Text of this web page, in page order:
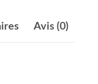
Avis (0)